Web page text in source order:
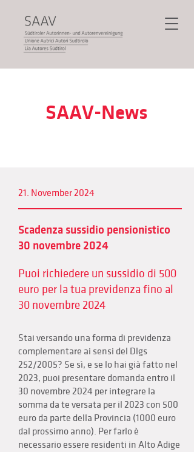
SAAV-News
21. November 2024
Scadenza sussidio pensionistico
30 novembre 2024
Puoi richiedere un sussidio di 500
euro per la tua previdenza fino al
30 novembre 2024
Stai versando una forma di previdenza
complementare ai sensi del Dlgs
252/2005? Se sì, e se lo hai già fatto nel
2023, puoi presentare domanda entro il
30 novembre 2024 per integrare la
somma da te versata per il 2023 con 500
euro da parte della Provincia (1000 euro
dal prossimo anno). Per farlo è
necessario essere residenti in Alto Adige